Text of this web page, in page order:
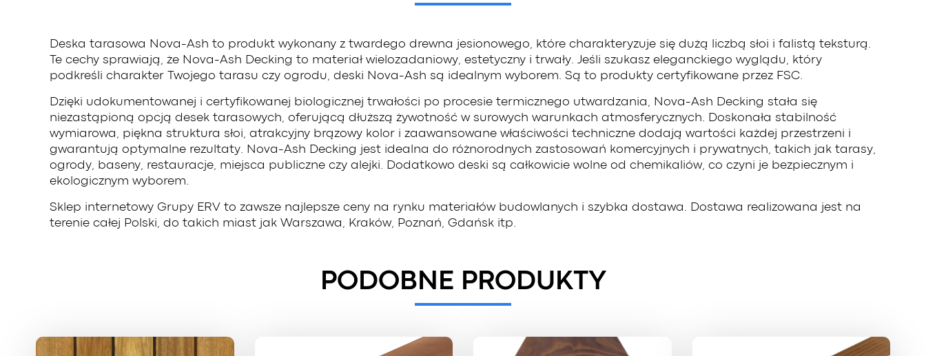
Deska tarasowa Nova-Ash to produkt wykonany z twardego drewna jesionowego, które charakteryzuje się dużą liczbą słoi i falistą teksturą.
Te cechy sprawiają, że Nova-Ash Decking to materiał wielozadaniowy, estetyczny i trwały. Jeśli szukasz eleganckiego wyglądu, który
podkreśli charakter Twojego tarasu czy ogrodu, deski Nova-Ash są idealnym wyborem. Są to produkty certyfikowane przez FSC.
Dzięki udokumentowanej i certyfikowanej biologicznej trwałości po procesie termicznego utwardzania, Nova-Ash Decking stała się
niezastąpioną opcją desek tarasowych, oferującą dłuższą żywotność w surowych warunkach atmosferycznych. Doskonała stabilność
wymiarowa, piękna struktura słoi, atrakcyjny brązowy kolor i zaawansowane właściwości techniczne dodają wartości każdej przestrzeni i
gwarantują optymalne rezultaty. Nova-Ash Decking jest idealna do różnorodnych zastosowań komercyjnych i prywatnych, takich jak tarasy,
ogrody, baseny, restauracje, miejsca publiczne czy alejki. Dodatkowo deski są całkowicie wolne od chemikaliów, co czyni je bezpiecznym i
ekologicznym wyborem.
Sklep internetowy Grupy ERV to zawsze najlepsze ceny na rynku materiałów budowlanych i szybka dostawa. Dostawa realizowana jest na
terenie całej Polski, do takich miast jak Warszawa, Kraków, Poznań, Gdańsk itp.
PODOBNE PRODUKTY